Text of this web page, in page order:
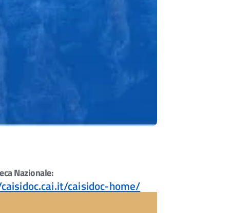
Nazionale:
caisidoc-home/